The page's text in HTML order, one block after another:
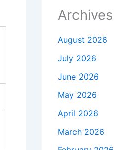
Archives
August 2026
July 2026
June 2026
May 2026
April 2026
March 2026